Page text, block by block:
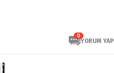
0
YORUM YAP